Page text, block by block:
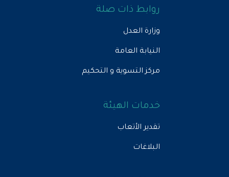
روابط ذات صلة
وزارة العدل
النيابة العامة
مركز التسوية و التحكيم
خدمات الهيئة
تقدير الأتعاب
البلاغات